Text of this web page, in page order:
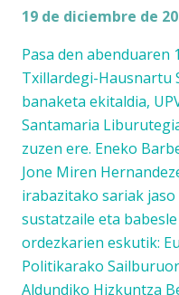
19 de diciembre de
Pasa den abenduaren
Txillardegi-Hausnartu
banaketa ekitaldia,
Santamaria
zuzen ere. Eneko
Jone Miren
irabazitako sariak
sustatzaile eta
ordezkarien eskutik:
Politikarako
Aldundiko Hizkuntza